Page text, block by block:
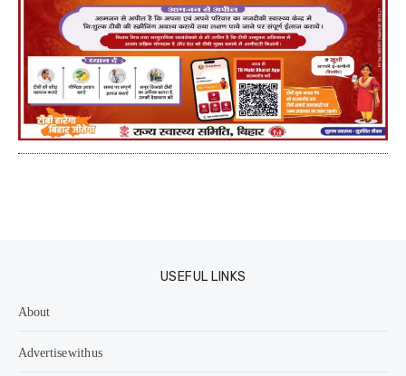
USEFUL LINKS
About
Advertise with us